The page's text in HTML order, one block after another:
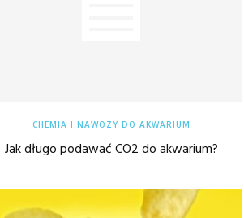
CHEMIA I NAWOZY DO AKWARIUM
Jak długo podawać CO2 do akwarium?